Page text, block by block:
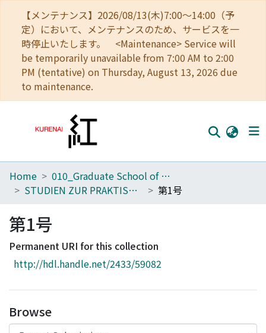
【メンテナンス】2026/08/13(木)7:00～14:00（予
定）において、メンテナンスのため、サービスを一
時停止いたします。 <Maintenance> Service will
be temporarily unavailable from 7:00 AM to 2:00
PM (tentative) on Thursday, August 13, 2026 due
to maintenance.
Home
Browse
Download Ranking
Access Statistics
Home
010_Graduate School of Letters
STUDIEN ZUR PRAKTISCHEN PHILOSOPHIE
第1号
第1号
Permanent URI for this collection
http://hdl.handle.net/2433/59082
Browse